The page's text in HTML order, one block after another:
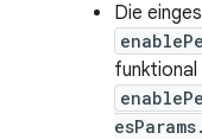
Die
funktional